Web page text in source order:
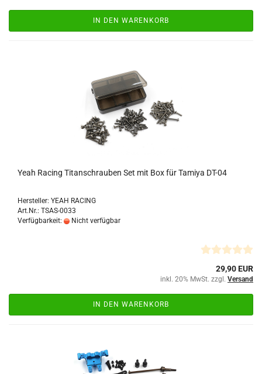
IN DEN WARENKORB
Yeah Racing Titanschrauben Set mit Box für Tamiya DT-04
Hersteller: YEAH RACING
Art.Nr.: TSAS-0033
Verfügbarkeit:
Nicht verfügbar
29,90 EUR
inkl. 20% MwSt. zzgl. Versand
IN DEN WARENKORB